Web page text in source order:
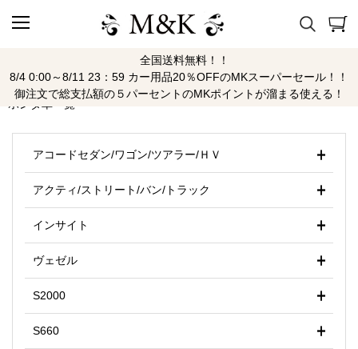
全国送料無料！！
8/4 0:00～8/11 23：59 カー用品20％OFFのMKスーパーセール！！
御注文で総支払額の５パーセントのMKポイントが溜まる使える！
ホンダ
ホンダ車一覧
アコードセダン/ワゴン/ツアラー/ＨＶ
アクティ/ストリート/バン/トラック
インサイト
ヴェゼル
S2000
S660